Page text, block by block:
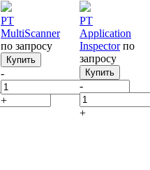
PT
MultiScanner
по запросу
Купить
-
+
PT
Application
Inspector по
запросу
Купить
-
+